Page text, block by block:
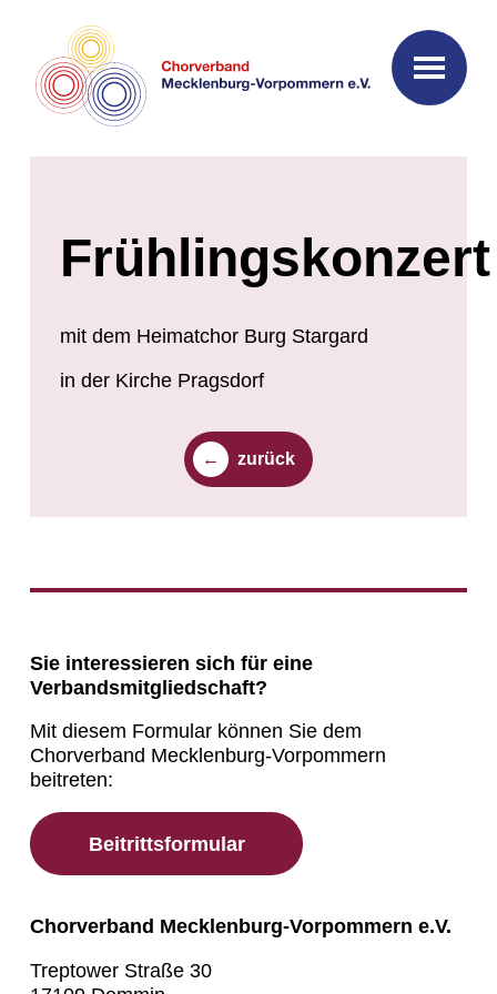
Frühlingskonzert
mit dem Heimatchor Burg Stargard
in der Kirche Pragsdorf
zurück
Sie interessieren sich für eine
Verbandsmitgliedschaft?
Mit diesem Formular können Sie dem
Chorverband Mecklenburg-Vorpommern
beitreten:
Beitrittsformular
Chorverband Mecklenburg-Vorpommern e.V.
Treptower Straße 30